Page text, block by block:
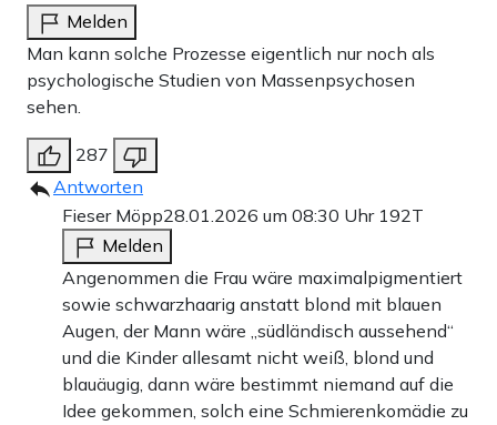
Melden
Man kann solche Prozesse eigentlich nur noch als
psychologische Studien von Massenpsychosen
sehen.
287
Antworten
Fieser Möpp28.01.2026 um 08:30 Uhr 192T
Melden
Angenommen die Frau wäre maximalpigmentiert
sowie schwarzhaarig anstatt blond mit blauen
Augen, der Mann wäre „südländisch aussehend“
und die Kinder allesamt nicht weiß, blond und
blauäugig, dann wäre bestimmt niemand auf die
Idee gekommen, solch eine Schmierenkomädie zu